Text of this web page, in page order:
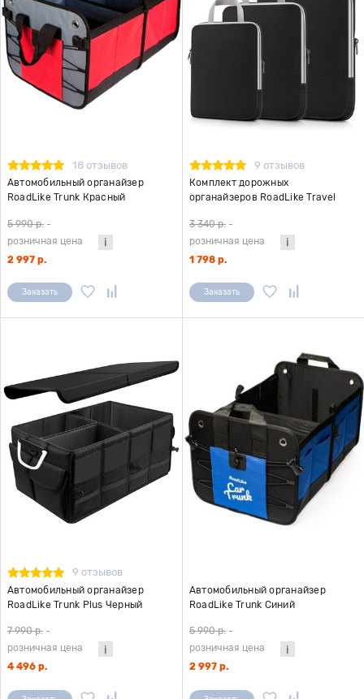
18 отзывов
Автомобильный органайзер
RoadLike Trunk Красный
5 990 р. -
розничная цена
2 997 р.
Заказать
9 отзывов
Комплект дорожных
органайзеров RoadLike Travel
3 340 р. -
розничная цена
1 798 р.
Заказать
9 отзывов
Автомобильный органайзер
RoadLike Trunk Plus Черный
7 990 р. -
розничная цена
4 496 р.
Автомобильный органайзер
RoadLike Trunk Синий
5 990 р. -
розничная цена
2 997 р.